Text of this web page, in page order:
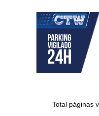
Total páginas